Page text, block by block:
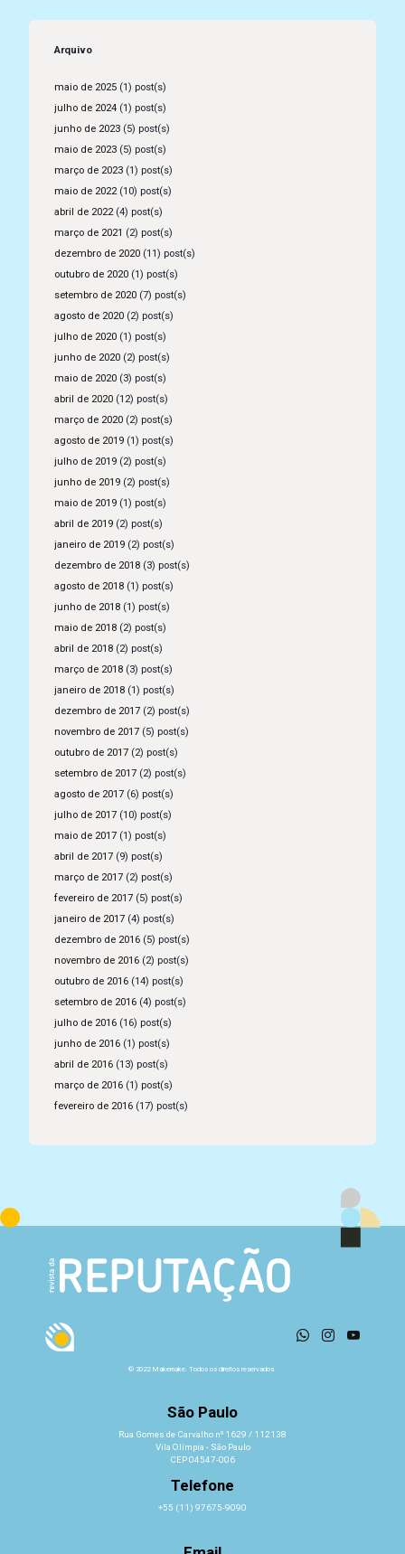
Arquivo
maio de 2025(1) post(s)
julho de 2024(1) post(s)
junho de 2023(5) post(s)
maio de 2023(5) post(s)
março de 2023(1) post(s)
maio de 2022(10) post(s)
abril de 2022(4) post(s)
março de 2021 (2) post(s)
dezembro de 2020(11) post(s)
outubro de 2020(1) post(s)
setembro de 2020(7) post(s)
agosto de 2020(2) post(s)
julho de 2020(1) post(s)
junho de 2020(2) post(s)
maio de 2020(3) post(s)
abril de 2020(12) post(s)
março de 2020(2) post(s)
agosto de 2019(1) post(s)
julho de 2019(2) post(s)
junho de 2019(2) post(s)
maio de 2019(1) post(s)
abril de 2019(2) post(s)
janeiro de 2019(2) post(s)
dezembro de 2018(3) post(s)
agosto de 2018(1) post(s)
junho de 2018(1) post(s)
maio de 2018(2) post(s)
abril de 2018(2) post(s)
março de 2018(3) post(s)
janeiro de 2018(1) post(s)
dezembro de 2017(2) post(s)
novembro de 2017(5) post(s)
outubro de 2017(2) post(s)
setembro de 2017(2) post(s)
agosto de 2017(6) post(s)
julho de 2017(10) post(s)
maio de 2017(1) post(s)
abril de 2017(9) post(s)
março de 2017(2) post(s)
fevereiro de 2017(5) post(s)
janeiro de 2017(4) post(s)
dezembro de 2016(5) post(s)
novembro de 2016(2) post(s)
outubro de 2016(14) post(s)
setembro de 2016(4) post(s)
julho de 2016(16) post(s)
junho de 2016(1) post(s)
abril de 2016(13) post(s)
março de 2016(1) post(s)
fevereiro de 2016(17) post(s)
© 2022 Makemake. Todos os direitos reservados.
São Paulo
Rua Gomes de Carvalho nº 1629 / 112138
Vila Olímpia - São Paulo
CEP 04547-006
Telefone
+55 (11) 97675-9090